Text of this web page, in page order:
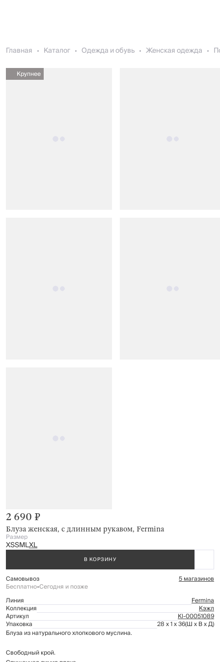
Главная Каталог Одежда и обувь Женская одежда
Крупнее
Блуза женская, с длинным рукавом, Fermina
2 690 ₽
Размер
XSSMLXL
В КОРЗИНУ
Самовывоз 5 магазинов
Бесплатно•Сегодня и позже
Линия
Fermina
Коллекция Кэжл
Артикул Kl-00051089
Упаковка 28 x 1 x 36(Ш x В x Д)
Блуза из натурального хлопкового муслина.
Свободный крой.